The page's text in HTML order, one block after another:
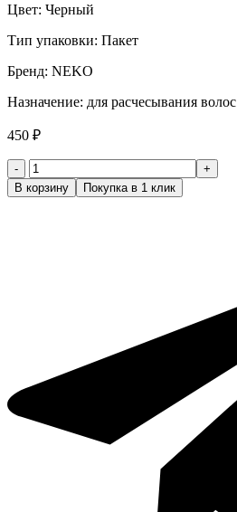
Цвет: Черный
Тип упаковки: Пакет
Бренд: NEKO
Назначение: для расчесывания волос
450 ₽
Количество
товара
Расческа
В корзину Покупка в 1 клик